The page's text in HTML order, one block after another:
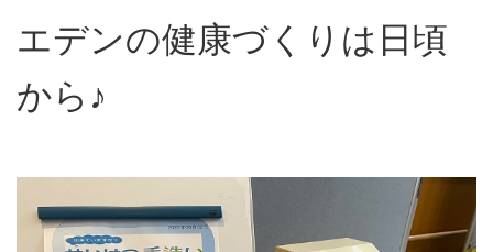
エデンの健康づくりは日頃
から♪